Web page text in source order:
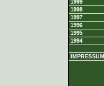
1999
1998
1997
1996
1995
1994
IMPRESSUM